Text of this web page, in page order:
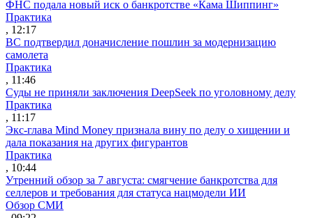
ФНС подала новый иск о банкротстве «Кама Шиппинг»
Практика
, 12:17
ВС подтвердил доначисление пошлин за модернизацию
самолета
Практика
, 11:46
Суды не приняли заключения DeepSeek по уголовному делу
Практика
, 11:17
Экс-глава Mind Money признала вину по делу о хищении и
дала показания на других фигурантов
Практика
, 10:44
Утренний обзор за 7 августа: смягчение банкротства для
селлеров и требования для статуса нацмодели ИИ
Обзор СМИ